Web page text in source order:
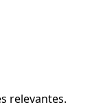
relevantes.